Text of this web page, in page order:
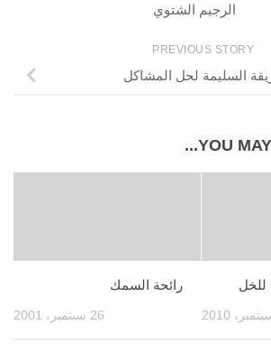
الرجيم الشتوي
PREVIOUS STORY
السليمة لحل المشاكل
YOU
رائحة السمك
26 سبتمبر، 2001
للخل